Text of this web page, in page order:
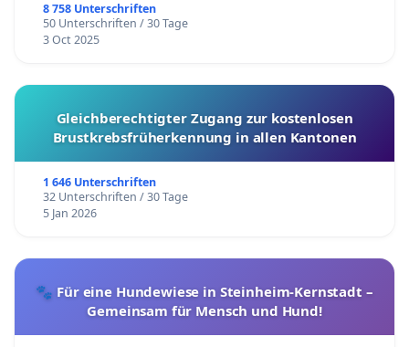
8 758 Unterschriften
50 Unterschriften / 30 Tage
3 Oct 2025
Gleichberechtigter Zugang zur kostenlosen
Brustkrebsfrüherkennung in allen Kantonen
1 646 Unterschriften
32 Unterschriften / 30 Tage
5 Jan 2026
🐾 Für eine Hundewiese in Steinheim-Kernstadt –
Gemeinsam für Mensch und Hund!